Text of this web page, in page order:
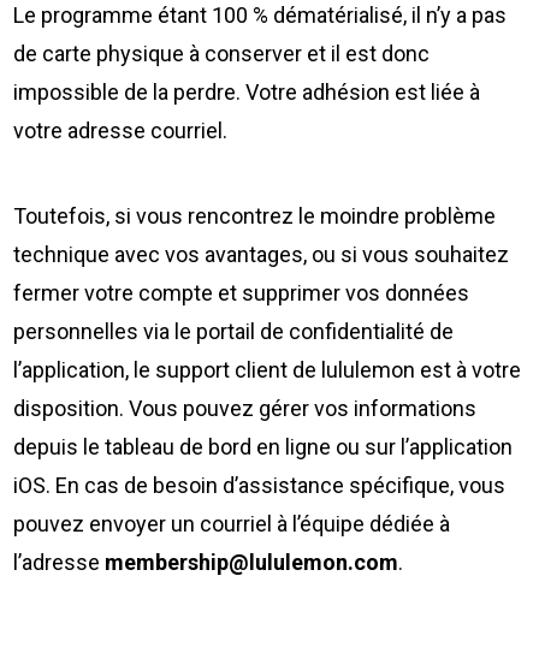
Le programme étant 100 % dématérialisé, il n’y a pas
de carte physique à conserver et il est donc
impossible de la perdre. Votre adhésion est liée à
votre adresse courriel.
Toutefois, si vous rencontrez le moindre problème
technique avec vos avantages, ou si vous souhaitez
fermer votre compte et supprimer vos données
personnelles via le portail de confidentialité de
l’application, le support client de lululemon est à votre
disposition. Vous pouvez gérer vos informations
depuis le tableau de bord en ligne ou sur l’application
iOS. En cas de besoin d’assistance spécifique, vous
pouvez envoyer un courriel à l’équipe dédiée à
l’adresse membership@lululemon.com.